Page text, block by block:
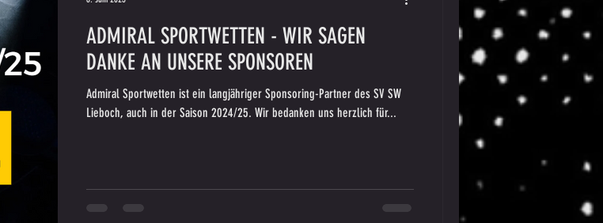
ADMIRAL SPORTWETTEN - WIR SAGEN
DANKE AN UNSERE SPONSOREN
Admiral Sportwetten ist ein langjähriger Sponsoring-Partner des SV SW
Lieboch, auch in der Saison 2024/25. Wir bedanken uns herzlich für...